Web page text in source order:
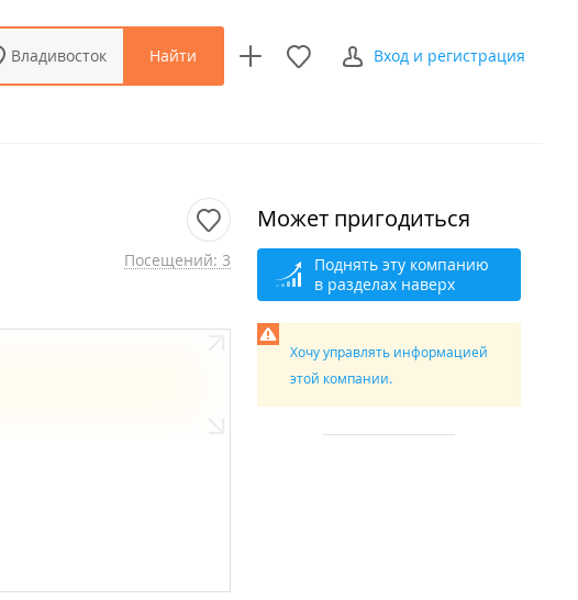
Владивосток Найти Вход и регистрация
Посещений: 3
Может пригодиться
Поднять эту компанию
в разделах наверх
Хочу управлять информацией
этой компании.